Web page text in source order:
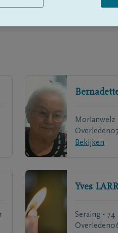
Morlanwelz
Overleden
Bekijken
Yves
Seraing - 74
Overleden